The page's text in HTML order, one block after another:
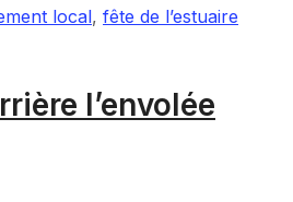
local, fête de l’estuaire
l’envolée